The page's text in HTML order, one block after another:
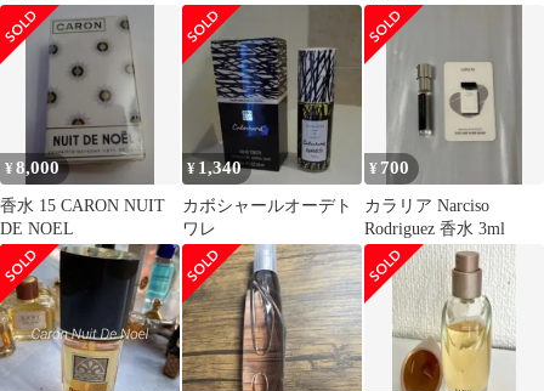
NOA 100ml 香水
¥8,000
香水 15 CARON NUIT
DE NOEL
¥ 1,340
カボシャールオーデト
ワレ
¥ 700
カラリア Narciso
Rodriguez 香水 3ml